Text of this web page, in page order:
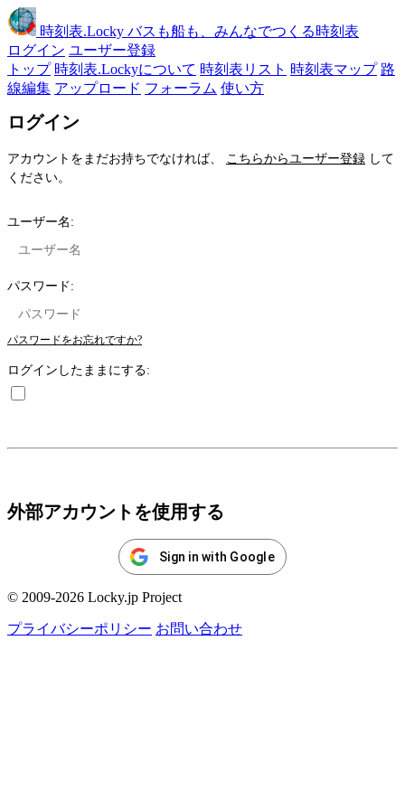
時刻表.Locky バスも船も、みんなでつくる時刻表
ログイン ユーザー登録
トップ 時刻表.Lockyについて 時刻表リスト 時刻表マップ 路
線編集 アップロード フォーラム 使い方
ログイン
アカウントをまだお持ちでなければ、 こちらからユーザー登録 して
ください。
ユーザー名:
パスワード:
パスワードをお忘れですか?
ログインしたままにする:
外部アカウントを使用する
Sign in with Google
© 2009-2026 Locky.jp Project
プライバシーポリシー お問い合わせ